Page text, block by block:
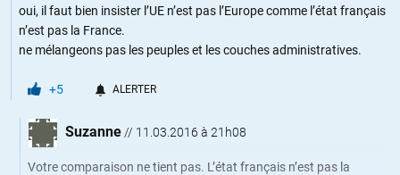
oui, il faut bien insister l’UE n’est pas l’Europe comme l’état français
n’est pas la France.
ne mélangeons pas les peuples et les couches administratives.
+5 ALERTER
Suzanne // 11.03.2016 à 21h08
Votre comparaison ne tient pas. L’état français n’est pas la